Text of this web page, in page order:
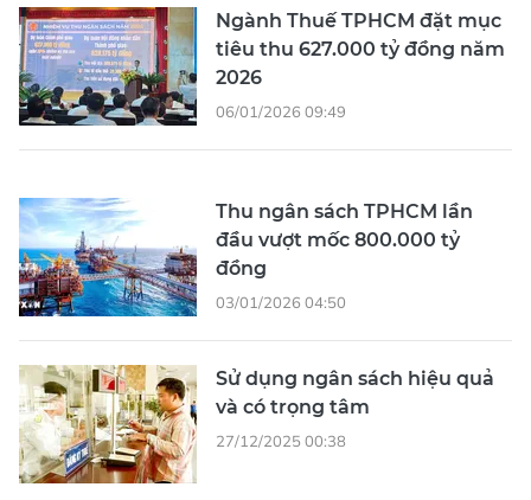
Ngành Thuế TPHCM đặt mục
tiêu thu 627.000 tỷ đồng năm
2026
06/01/2026 09:49
Thu ngân sách TPHCM lần
đầu vượt mốc 800.000 tỷ
đồng
03/01/2026 04:50
Sử dụng ngân sách hiệu quả
và có trọng tâm
27/12/2025 00:38